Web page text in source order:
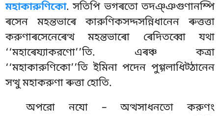
মহাকারুণিকো. সতিপি ভগৰতো তদঞ্ঞগুণানম্পি
ৰসেন মহন্তভাৰে কারুণিকসদ্দসন্নিধানেন ৰুত্তত্তা
করুণাৰসেনেৰেত্থ মহন্তভাৰো ৰেদিতব্বো যথা
‘‘মহাৰেয্যাকরণো’’তি. এৰঞ্চ কত্ৰা
‘‘মহাকারুণিকো’’তি ইমিনা পদেন পুগ্গলাধিট্ঠানেন
সত্থু মহাকরুণা ৰুত্তা হোতি.
অপরো নযো – অত্থসাধনতো করুণং